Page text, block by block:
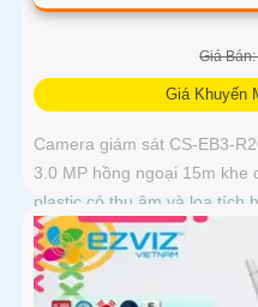
Giá
Giá Khuyến
Camera giám sát CS-EB3-
3.0 MP hồng ngoại 15m khe
plastic có thu âm và loa tích
R200-1K3FL4GA là...